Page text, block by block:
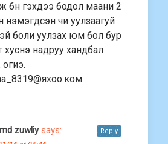
бн гэхдээ бодол маани 2
нэмэгдсэн чи уулзаагуй
боли уулзах юм бол бур
хуснэ надруу хандбал
zuwliy says: Reply